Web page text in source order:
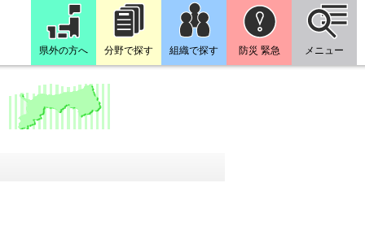
県外の方へ 分野で探す 組織で探す 防災 緊急 メニュー